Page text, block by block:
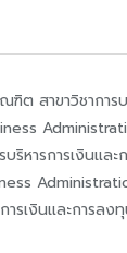
ต สาขาวิชาการ
หารการเงินแล
การเงินและการ